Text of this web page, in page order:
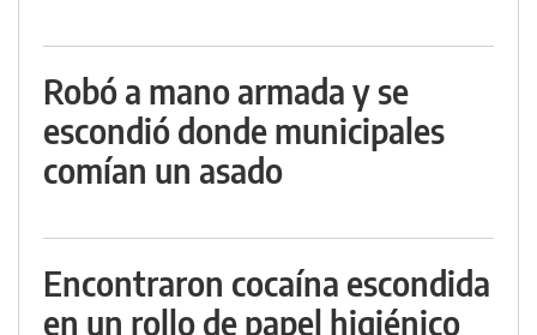
Robó a mano armada y se
escondió donde municipales
comían un asado
Encontraron cocaína escondida
en un rollo de papel higiénico